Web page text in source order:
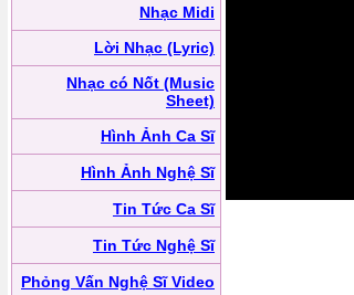
Nhạc Midi
Lời Nhạc (Lyric)
Nhạc có Nốt (Music
Sheet)
Hình Ảnh Ca Sĩ
Hình Ảnh Nghệ Sĩ
Tin Tức Ca Sĩ
Tin Tức Nghệ Sĩ
Phỏng Vấn Nghệ Sĩ Video